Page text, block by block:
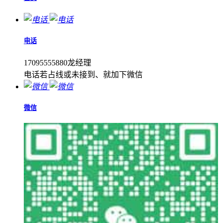
电话
17095555880龙经理
电话若占线或未接到、就加下微信
微信